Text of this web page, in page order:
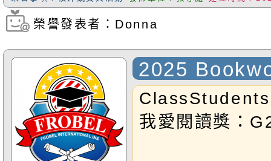
項目與成績:寫
以上兩位得獎
瀏覽次數：332
榮譽發表者：Donna
2025
我愛閱讀獎：